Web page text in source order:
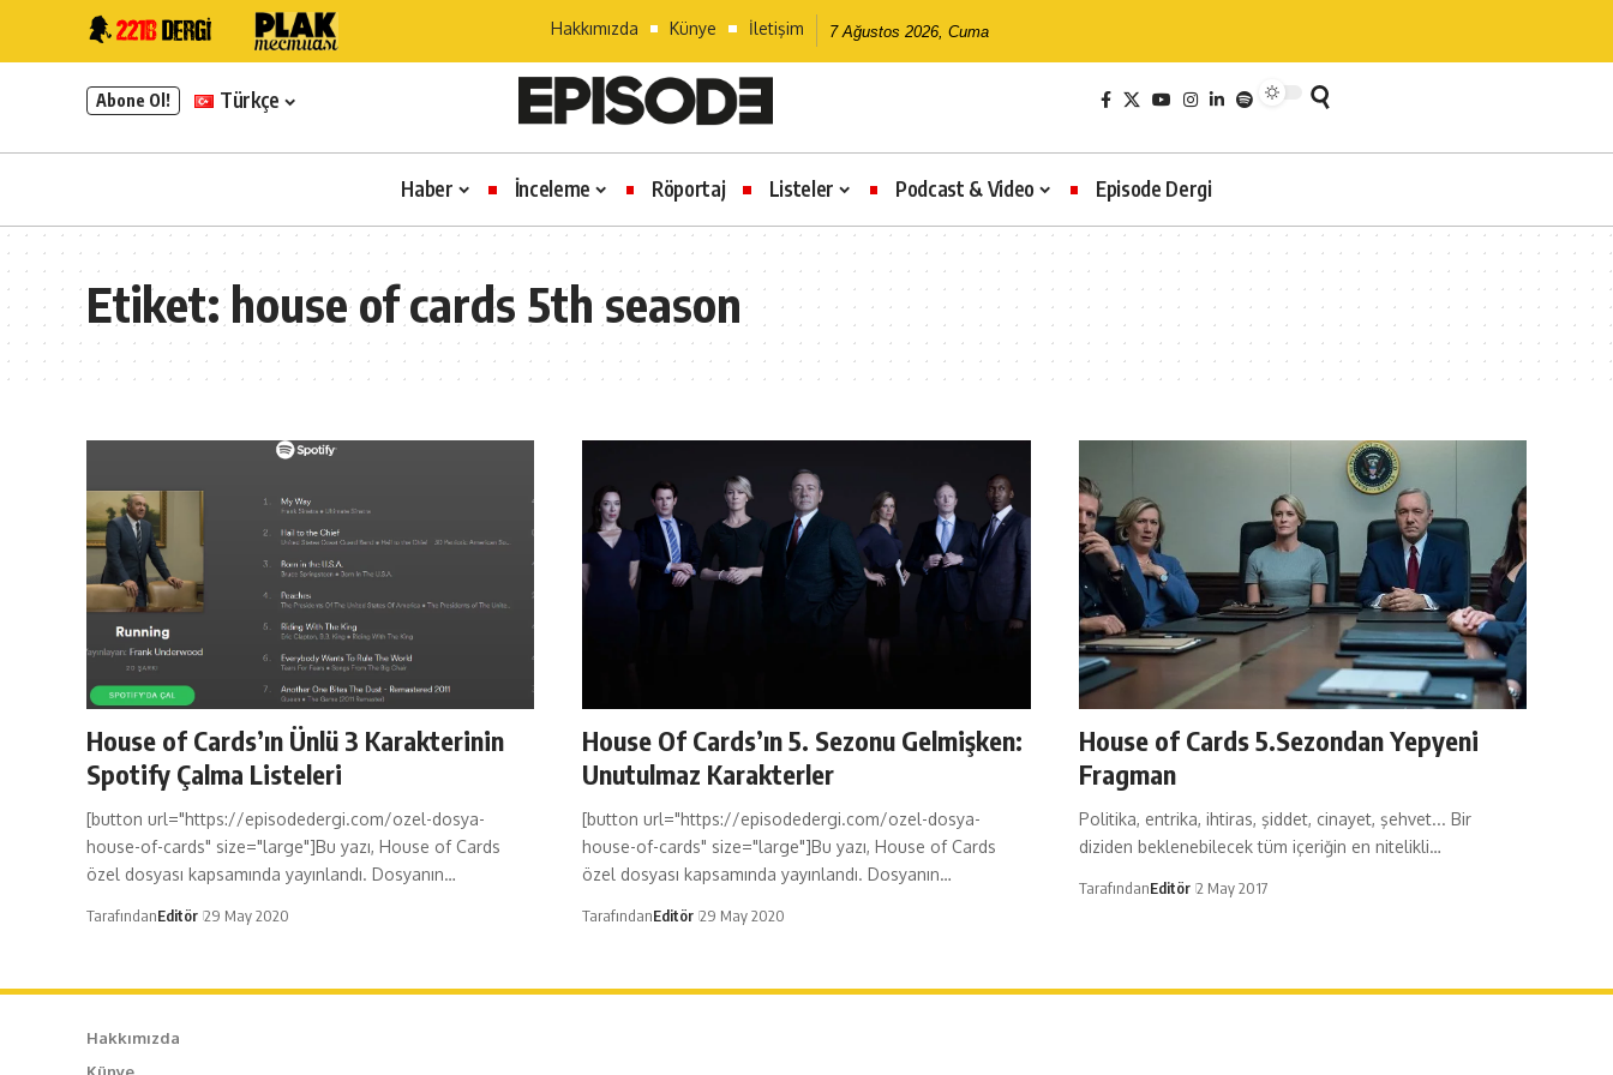
Hakkımızda Künye İletişim 7 Ağustos 2026, Cuma
Abone Ol! Türkçe
Haber İnceleme Röportaj Listeler Podcast & Video Episode Dergi
Etiket:house of cards 5th season
House of Cards’ın Ünlü 3 Karakterinin
Spotify Çalma Listeleri
[button url="https://episodedergi.com/ozel-dosya-
house-of-cards" size="large"]Bu yazı, House of Cards
özel dosyası kapsamında yayınlandı. Dosyanın…
TarafındanEditör 29 May 2020
House Of Cards’ın 5. Sezonu Gelmişken:
Unutulmaz Karakterler
[button url="https://episodedergi.com/ozel-dosya-
house-of-cards" size="large"]Bu yazı, House of Cards
özel dosyası kapsamında yayınlandı. Dosyanın…
TarafındanEditör 29 May 2020
House of Cards 5.Sezondan Yepyeni
Fragman
Politika, entrika, ihtiras, şiddet, cinayet, şehvet... Bir
diziden beklenebilecek tüm içeriğin en nitelikli…
TarafındanEditör 2 May 2017
Hakkımızda